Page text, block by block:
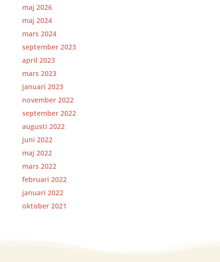
maj 2026
maj 2024
mars 2024
september 2023
april 2023
mars 2023
januari 2023
november 2022
september 2022
augusti 2022
juni 2022
maj 2022
mars 2022
februari 2022
januari 2022
oktober 2021